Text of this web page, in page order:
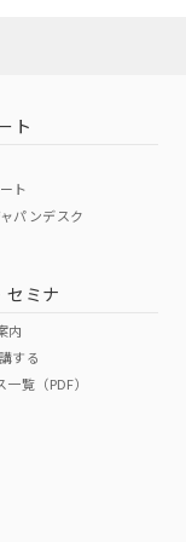
ト
ト
パンデスク
セミナ
内
する
覧（PDF）